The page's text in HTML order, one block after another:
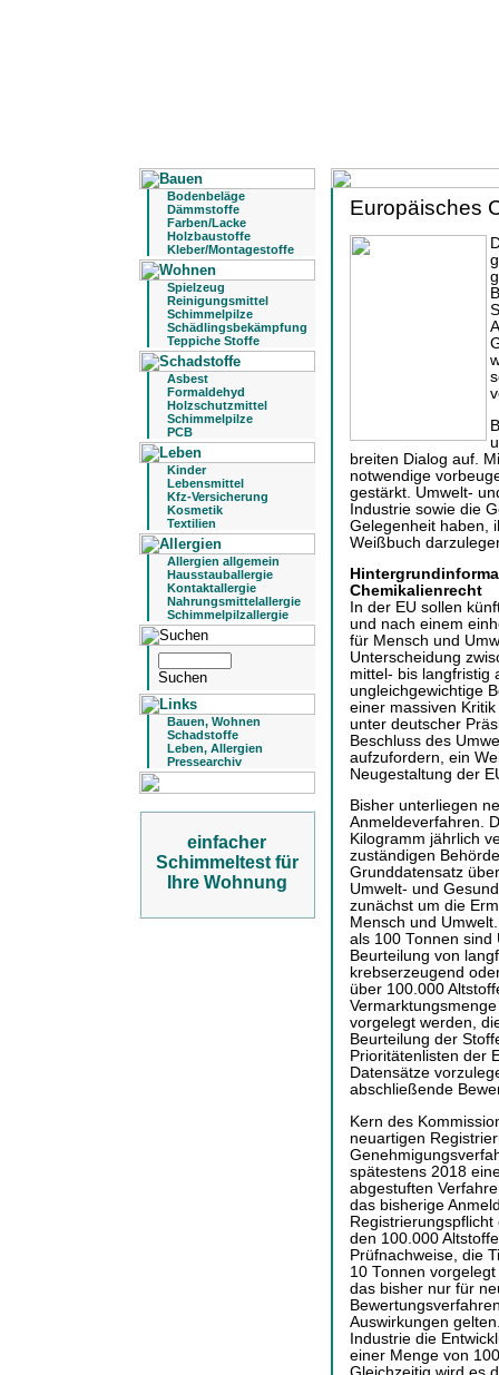
Bodenbeläge
Dämmstoffe
Farben/Lacke
Holzbaustoffe
Kleber/Montagestoffe
Spielzeug
Reinigungsmittel
Schimmelpilze
Schädlingsbekämpfung
Teppiche Stoffe
Asbest
Formaldehyd
Holzschutzmittel
Schimmelpilze
PCB
Kinder
Lebensmittel
Kfz-Versicherung
Kosmetik
Textilien
Allergien allgemein
Hausstauballergie
Kontaktallergie
Nahrungsmittelallergie
Schimmelpilzallergie
Bauen, Wohnen
Schadstoffe
Leben, Allergien
Pressearchiv
einfacher
Schimmeltest für
Ihre Wohnung
Europäisches
breiten Dialog auf.
notwendige
gestärkt. Umwelt-
Industrie sowie die
Gelegenheit haben,
Weißbuch
Chemikalienrecht
In der EU sollen
und nach einem
für Mensch und
Unterscheidung
mittel- bis langfristig
ungleichgewichtige
einer massiven
unter deutscher
Beschluss des
aufzufordern, ein
Neugestaltung der
Bisher unterliegen
Anmeldeverfahren.
Kilogramm jährlich
zuständigen
Grunddatensatz
Umwelt- und
zunächst um die
Mensch und
als 100 Tonnen sind
Beurteilung von
krebserzeugend
über 100.000
vorgelegt werden,
Beurteilung der
Prioritätenlisten der
Datensätze
abschließende
Kern des
neuartigen
spätestens 2018
abgestuften
das bisherige
den 100.000
Prüfnachweise, die
10 Tonnen
das bisher nur für
Auswirkungen
Industrie die
einer Menge von